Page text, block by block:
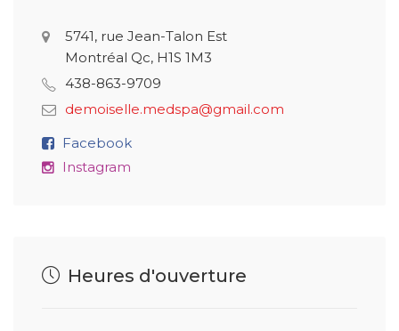
5741, rue Jean-Talon Est
Montréal Qc, H1S 1M3
438-863-9709
demoiselle.medspa@gmail.com
Facebook
Instagram
Heures d'ouverture